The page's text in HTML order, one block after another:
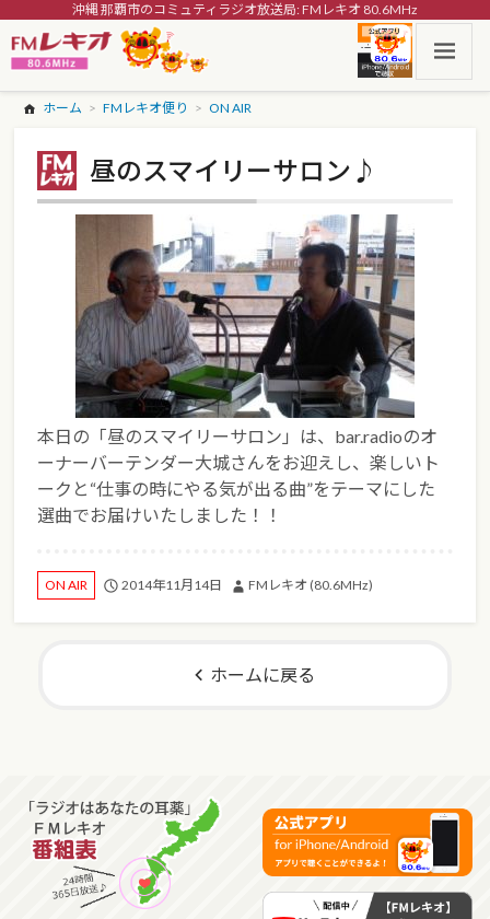
沖縄 那覇市のコミュティラジオ放送局: FMレキオ 80.6MHz
ホーム FMレキオ便り ON AIR
昼のスマイリーサロン♪
本日の「昼のスマイリーサロン」は、bar.radioのオ
ーナーバーテンダー大城さんをお迎えし、楽しいト
ークと“仕事の時にやる気が出る曲”をテーマにした
選曲でお届けいたしました！！
ON AIR 2014年11月14日 FMレキオ (80.6MHz)
ホームに戻る